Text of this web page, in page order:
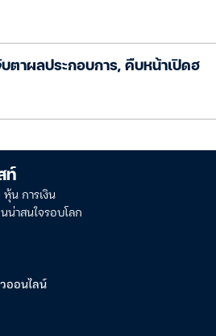
ตาผลประกอบการ, คืบหน้าเปิดฮ
ท์
น การเงิน
น่าสนใจรอบโลก
ออนไลน์